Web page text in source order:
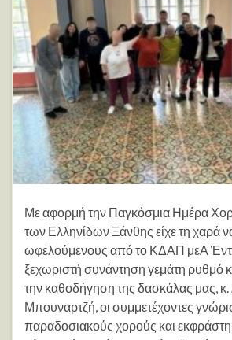
Με αφορμή την Παγκόσμια Ημέρα
των Ελληνίδων Ξάνθης είχε τη χαρά
ωφελούμενους από το ΚΔΑΠ μεΑ
ξεχωριστή συνάντηση γεμάτη ρυθμό
την καθοδήγηση της δασκάλας μας,
Μπουναρτζή, οι συμμετέχοντες
παραδοσιακούς χορούς και